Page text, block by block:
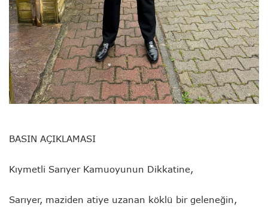
BASIN AÇIKLAMASI
Kıymetli Sarıyer Kamuoyunun Dikkatine,
Sarıyer, maziden atiye uzanan köklü bir geleneğin,